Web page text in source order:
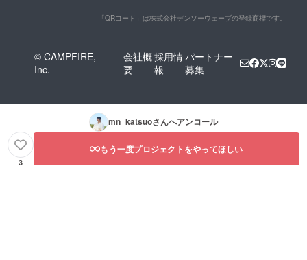
「QRコード」は株式会社デンソーウェーブの登録商標です。
© CAMPFIRE,
Inc.
会社概
要
採用情
報
パートナー
募集
mn_katsuoさんへアンコール
3
もう一度プロジェクトをやってほしい